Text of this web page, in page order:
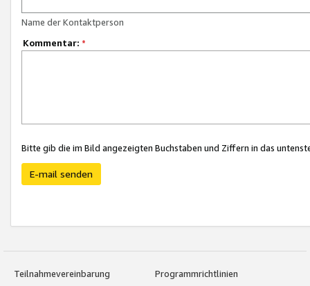
Name der Kontaktperson
Kommentar: *
Bitte gib die im Bild angezeigten Buchstaben und Ziffern in das
E-mail senden
Teilnahmevereinbarung
Programmrichtlinien